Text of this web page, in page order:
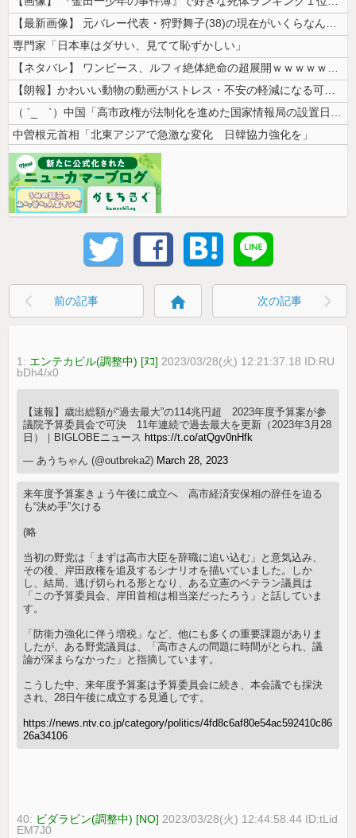
【最新画像】 元バレー代表・狩野舞子(38)の現在がいくらなんでも即ハ...
専門家「日本車はダサい、見てて恥ずかしい」
【ネタバレ】 ワンピース、ルフィ絶体絶命の超展開ｗｗｗｗｗｗｗｗｗｗｗ...
【朗報】かわいい動物の動画がストレス・不安の軽減になる可能性。英大学の...
（ ´_ゝ`）中国「高市政権が法制化を進めた国家情報局の設置日が7月3...
中曽根元首相「北東アジアで急激な変化 日韓協力強化を」
前の記事 home 次の記事
1: エンテカビル(調整中) [ﾇｺ] 2023/03/28(火) 12:21:37.18 ID:RU
bDh4/x0
【速報】歳出総額が“過去最大”の114兆円超 2023年度予算案が参
議院予算委員会で可決 11年連続で過去最大を更新（2023年3月28
日）｜BIGLOBEニュース https://t.co/atQgv0nHfk
— あうちゃん (@outbreka2) March 28, 2023
来年度予算案きょう午後に成立へ 高市経済安保相の辞任を迫る
も“決め手”欠ける
(略
当初の野党は「まずは高市大臣を辞職に追い込む」と意気込み、
その後、岸田政権を追及するシナリオを描いていました。しか
し、結局、逃げ切られる形となり、ある立憲のベテラン議員は
「この予算委員会、岸田首相は相当楽だったろう」と話していま
す。
「防衛力強化に伴う増税」など、他にも多くの重要課題がありま
したが、ある野党議員は、「高市さんの問題に時間がとられ、議
論が深まらなかった」と指摘しています。
こうした中、来年度予算案は予算委員会に続き、本会議でも採決
され、28日午後に成立する見通しです。
https://news.ntv.co.jp/category/politics/4fd8c6af80e54ac592410c86
26a34106
40: ビダラビン(調整中) [NO] 2023/03/28(火) 12:44:58.44 ID:tLid
EM7J0